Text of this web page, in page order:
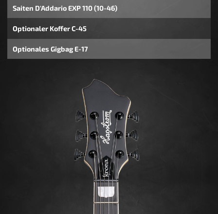
Saiten D'Addario EXP 110 (10-46)
Optionaler Koffer C-45
Optionales Gigbag E-17